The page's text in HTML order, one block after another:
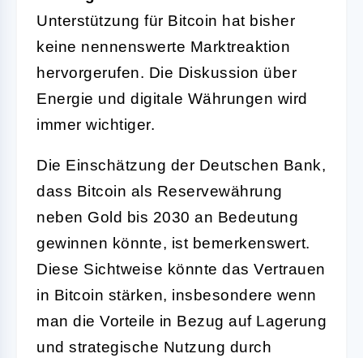
Unterstützung für Bitcoin hat bisher
keine nennenswerte Marktreaktion
hervorgerufen. Die Diskussion über
Energie und digitale Währungen wird
immer wichtiger.
Die Einschätzung der Deutschen Bank,
dass Bitcoin als Reservewährung
neben Gold bis 2030 an Bedeutung
gewinnen könnte, ist bemerkenswert.
Diese Sichtweise könnte das Vertrauen
in Bitcoin stärken, insbesondere wenn
man die Vorteile in Bezug auf Lagerung
und strategische Nutzung durch